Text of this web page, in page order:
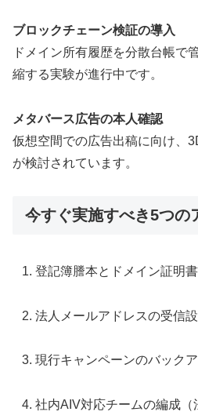
ブロックチェーン検証の導入
ドメイン所有履歴を分散台帳で
縮する実験が進行中です。
メタバース広告の本人確認
仮想空間での広告出稿に向け、
が検討されています。
今すぐ実施すべき5つの
登記簿謄本とドメイン証明
法人メールアドレスの受信
現行キャンペーンのバック
社内AIV対応チームの編成